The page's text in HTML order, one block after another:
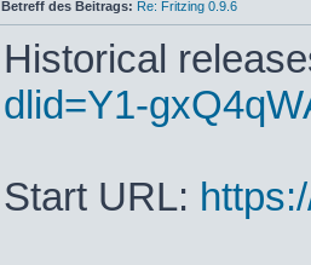
Betreff des Beitrags: Re: Fritzing 0.9.6
Historical
dlid=Y1-
Start URL: